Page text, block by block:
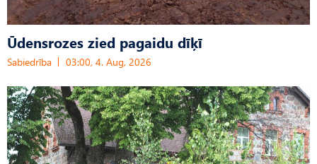
Ūdensrozes zied pagaidu dīķī
Sabiedrība 03:00, 4. Aug, 2026